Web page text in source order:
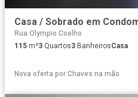
Rua Olympio Coelho
115 m²3 Quartos3 BanheirosCasa
Nova oferta por Chaves na mão